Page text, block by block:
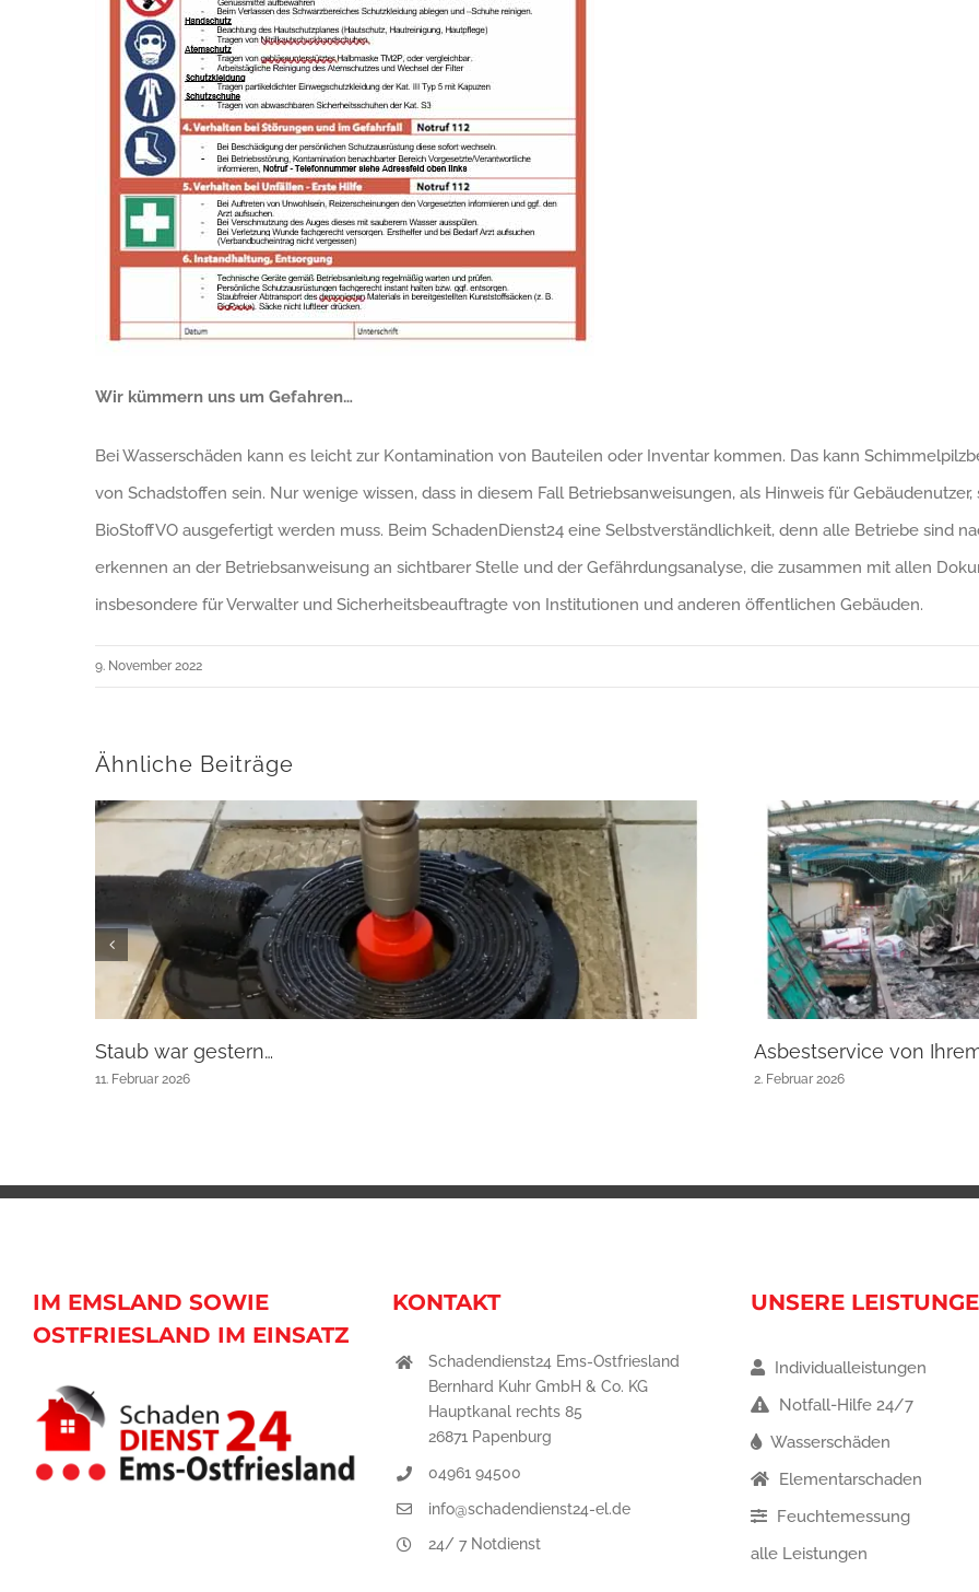
Wir kümmern uns um Gefahren…
Bei Wasserschäden kann es leicht zur Kontamination von Bauteilen oder Inventar kommen. Das kann
von Schadstoffen sein. Nur wenige wissen, dass in diesem Fall Betriebsanweisungen, als Hinweis für
BioStoffVO ausgefertigt werden muss. Beim SchadenDienst24 eine Selbstverständlichkeit, denn alle Betriebe sind
erkennen an der Betriebsanweisung an sichtbarer Stelle und der Gefährdungsanalyse, die zusammen mit allen
insbesondere für Verwalter und Sicherheitsbeauftragte von Institutionen und anderen öffentlichen Gebäuden.
9. November 2022
Ähnliche Beiträge
Staub war gestern…
11. Februar 2026
Asbestservice von
2. Februar 2026
IM EMSLAND SOWIE
OSTFRIESLAND IM EINSATZ
KONTAKT
Schadendienst24 Ems-Ostfriesland
Bernhard Kuhr GmbH & Co. KG
Hauptkanal rechts 85
26871 Papenburg
04961 94500
info@schadendienst24-el.de
24/ 7 Notdienst
UNSERE
Individualleistungen
Notfall-Hilfe 24/7
Wasserschäden
Elementarschaden
Feuchtemessung
alle Leistungen